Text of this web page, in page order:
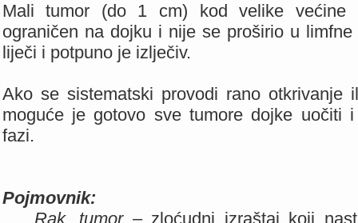
Mali tumor (do 1 cm) kod velike većine
ograničen na dojku i nije se proširio u
liječi i potpuno je izlječiv.
Ako se sistematski provodi rano otkrivanje
moguće je gotovo sve tumore dojke uočiti
fazi.
Pojmovnik:
Rak, tumor– zloćudni izraštaj koji